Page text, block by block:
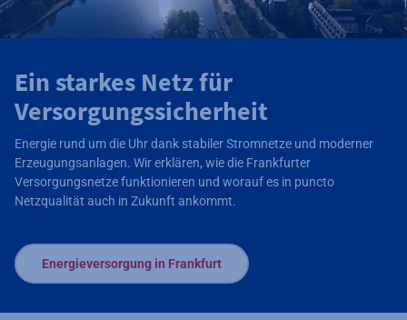
Ein starkes Netz für
Versorgungssicherheit
Energie rund um die Uhr dank stabiler Stromnetze und moderner
Erzeugungsanlagen. Wir erklären, wie die Frankfurter
Versorgungsnetze funktionieren und worauf es in puncto
Netzqualität auch in Zukunft ankommt.
Energieversorgung in Frankfurt